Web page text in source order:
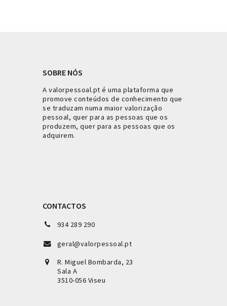
SOBRE NÓS
A valorpessoal.pt é uma plataforma que
promove conteúdos de conhecimento que
se traduzam numa maior valorização
pessoal, quer para as pessoas que os
produzem, quer para as pessoas que os
adquirem.
CONTACTOS
934 289 290
geral@valorpessoal.pt
R. Miguel Bombarda, 23
Sala A
3510-056 Viseu